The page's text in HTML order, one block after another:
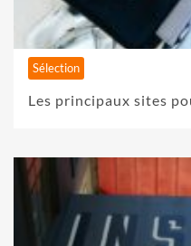
Sélection
Les principaux sites